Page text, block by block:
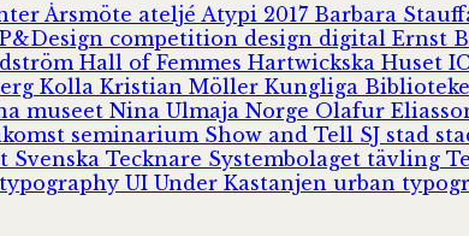
Årsmöte ateljé Atypi 2017 Barbara
competition design digital Ernst
Hall of Femmes Hartwickska Huset
Kolla Kristian Möller Kungliga
museet Nina Ulmaja Norge Olafur
seminarium Show and Tell SJ stad
Svenska Tecknare Systembolaget tävling
typography UI Under Kastanjen urban